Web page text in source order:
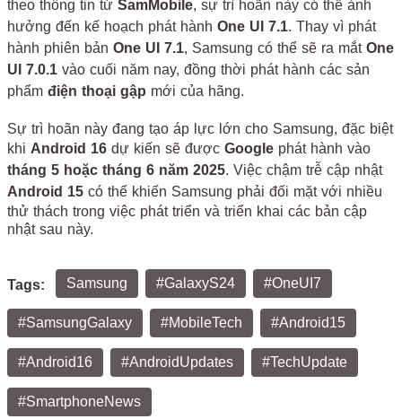
theo thông tin từ SamMobile, sự trì hoãn này có thể ảnh
hưởng đến kế hoạch phát hành One UI 7.1. Thay vì phát
hành phiên bản One UI 7.1, Samsung có thể sẽ ra mắt One
UI 7.0.1 vào cuối năm nay, đồng thời phát hành các sản
phẩm điện thoại gập mới của hãng.
Sự trì hoãn này đang tạo áp lực lớn cho Samsung, đặc biệt
khi Android 16 dự kiến sẽ được Google phát hành vào
tháng 5 hoặc tháng 6 năm 2025. Việc chậm trễ cập nhật
Android 15 có thể khiến Samsung phải đối mặt với nhiều
thử thách trong việc phát triển và triển khai các bản cập
nhật sau này.
Tags: Samsung #GalaxyS24 #OneUI7
#SamsungGalaxy #MobileTech #Android15
#Android16 #AndroidUpdates #TechUpdate
#SmartphoneNews